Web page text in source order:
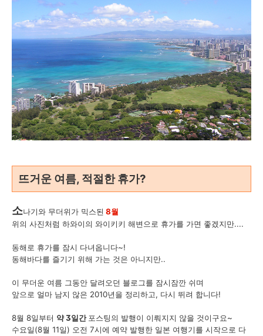
뜨거운 여름, 적절한 휴가?
소나기와 무더위가 믹스된 8월
위의 사진처럼 하와이의 와이키키 해변으로 휴가를 가면 좋겠지만....
동해로 휴가를 잠시 다녀옵니다~!
동해바다를 즐기기 위해 가는 것은 아니지만..
이 무더운 여름 그동안 달려오던 블로그를 잠시잠깐 쉬며
앞으로 얼마 남지 않은 2010년을 정리하고, 다시 뛰려 합니다!
8월 8일부터 약 3일간포스팅의 발행이 이뤄지지 않을 것이구요~
수요일(8월 11일) 오전 7시에 예약 발행한 일본 여행기를 시작으로 다